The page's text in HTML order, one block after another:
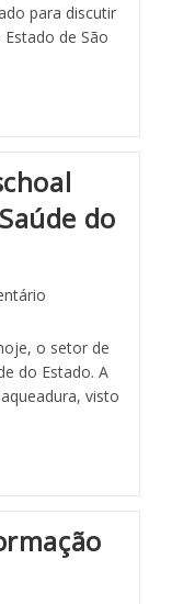
para discutir
de São
do
o setor de
do Estado. A
visto